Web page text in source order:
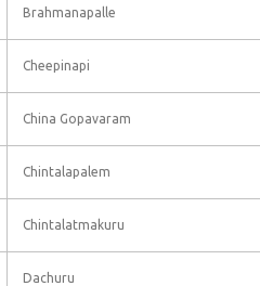
Brahmanapalle
Cheepinapi
China Gopavaram
Chintalapalem
Chintalatmakuru
Dachuru